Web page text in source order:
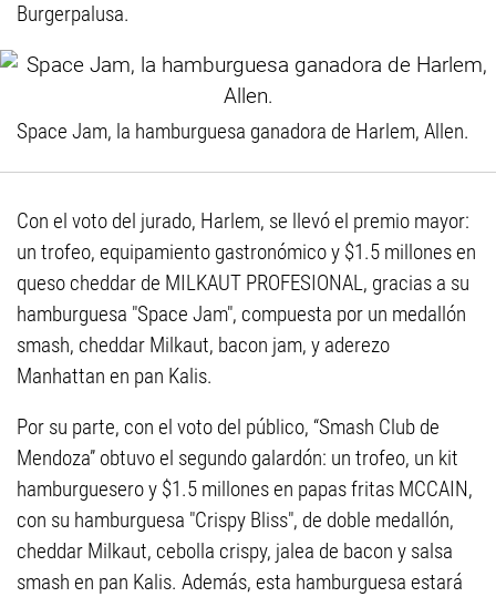
Burgerpalusa.
Space Jam, la hamburguesa ganadora de Harlem, Allen.
Con el voto del jurado, Harlem, se llevó el premio mayor:
un trofeo, equipamiento gastronómico y $1.5 millones en
queso cheddar de MILKAUT PROFESIONAL, gracias a su
hamburguesa "Space Jam", compuesta por un medallón
smash, cheddar Milkaut, bacon jam, y aderezo
Manhattan en pan Kalis.
Por su parte, con el voto del público, “Smash Club de
Mendoza” obtuvo el segundo galardón: un trofeo, un kit
hamburguesero y $1.5 millones en papas fritas MCCAIN,
con su hamburguesa "Crispy Bliss", de doble medallón,
cheddar Milkaut, cebolla crispy, jalea de bacon y salsa
smash en pan Kalis. Además, esta hamburguesa estará